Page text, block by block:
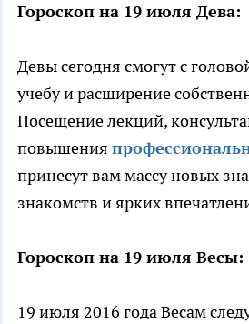
Гороскоп на 19 июля Дева:
Девы сегодня смогут с
учебу и расширение
Посещение лекций,
повышения
принесут вам массу новых
знакомств и ярких
Гороскоп на 19 июля Весы:
19 июля 2016 года Весам